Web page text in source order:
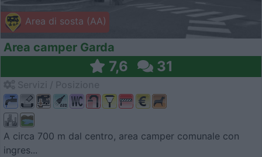
Area di sosta (AA)
Area camper Garda
7,6 31
A circa 700 m dal centro, area camper comunale con
ingres...